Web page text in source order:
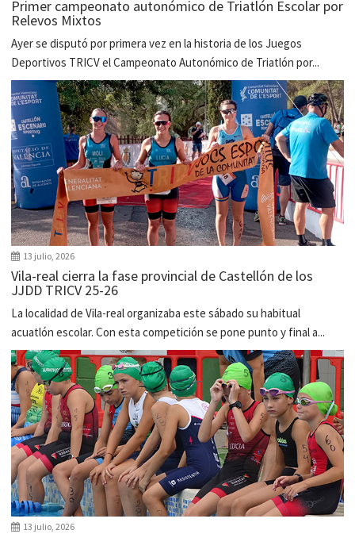
Primer campeonato autonómico de Triatlón Escolar por
Relevos Mixtos
Ayer se disputó por primera vez en la historia de los Juegos
Deportivos TRICV el Campeonato Autonómico de Triatlón por...
13 julio, 2026
Vila-real cierra la fase provincial de Castellón de los
JJDD TRICV 25-26
La localidad de Vila-real organizaba este sábado su habitual
acuatlón escolar. Con esta competición se pone punto y final a...
13 julio, 2026